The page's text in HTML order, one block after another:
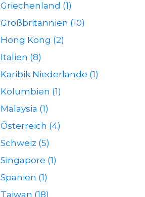
Griechenland (1)
Großbritannien (10)
Hong Kong (2)
Italien (8)
Karibik Niederlande (1)
Kolumbien (1)
Malaysia (1)
Österreich (4)
Schweiz (5)
Singapore (1)
Spanien (1)
Taiwan (18)